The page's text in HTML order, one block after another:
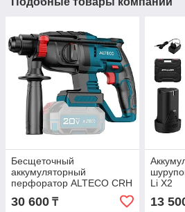
Бесщеточный
аккумуляторный
перфоратор ALTECO CRH
20-20 Li BL Solo (Без АКБ
и ЗУ)
30 600 ₸
Li X2
13